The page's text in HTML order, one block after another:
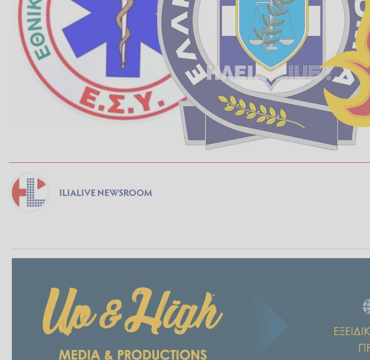
ILIALIVE NEWSROOM